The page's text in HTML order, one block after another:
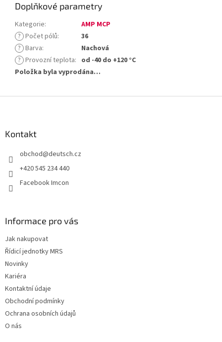
Doplňkové parametry
Kategorie:
AMP MCP
? Počet pólů:
36
? Barva:
Nachová
? Provozní teplota: od -40 do +120 °C
Položka byla vyprodána…
Kontakt
obchod@deutsch.cz
+420 545 234 440
Facebook Imcon
Informace pro vás
Jak nakupovat
Řídicí jednotky MRS
Novinky
Kariéra
Kontaktní údaje
Obchodní podmínky
Ochrana osobních údajů
O nás